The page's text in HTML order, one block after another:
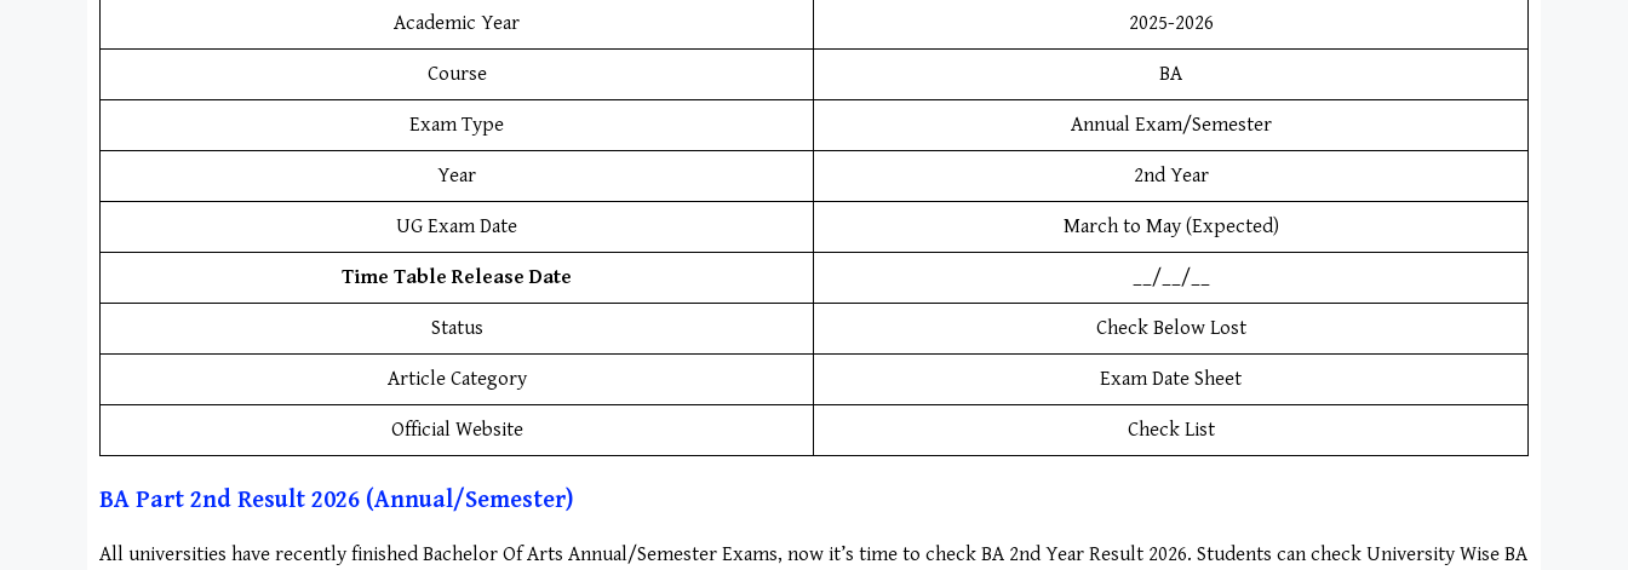
Academic Year 2025-2026
Course BA
Exam Type Annual Exam/Semester
Year 2nd Year
UG Exam Date March to May (Expected)
Time Table Release Date __/__/__
Status Check Below Lost
Article Category Exam Date Sheet
Official Website Check List
BA Part 2nd Result 2026 (Annual/Semester)
All universities have recently finished Bachelor Of Arts Annual/Semester Exams, now it’s time to check BA 2nd Year Result 2026. Students can check University Wise BA